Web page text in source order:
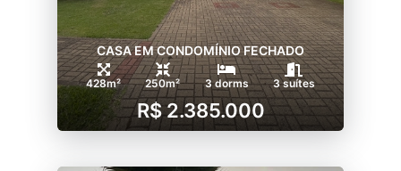
CASA EM CONDOMÍNIO FECHADO
428m² 250m² 3 dorms 3 suítes
R$ 2.385.000